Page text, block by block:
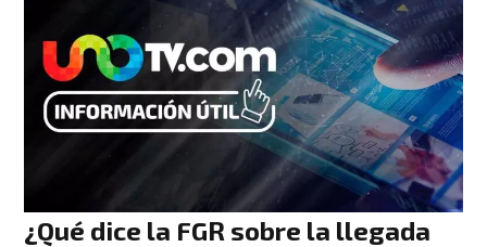
¿Qué dice la FGR sobre la llegada